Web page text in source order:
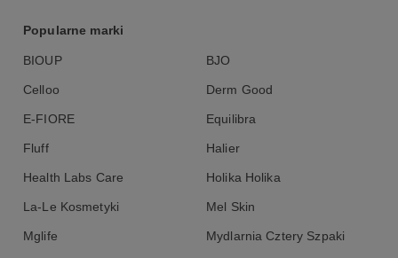
Popularne marki
BIOUP BJO
Celloo Derm Good
E-FIORE Equilibra
Fluff Halier
Health Labs Care Holika Holika
La-Le Kosmetyki Mel Skin
Mglife Mydlarnia Cztery Szpaki